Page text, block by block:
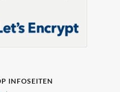
INFOSEITEN